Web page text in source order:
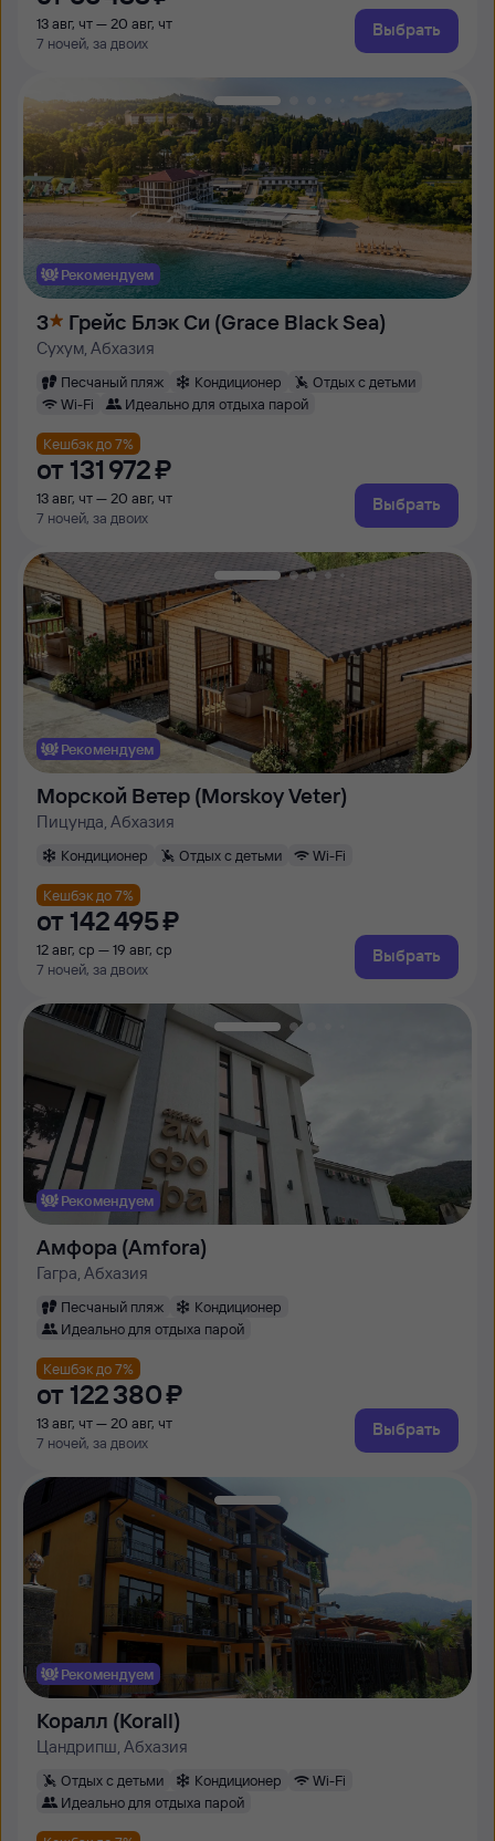
13 авг, чт — 20 авг, чт
7 ночей, за двоих
Выбрать
Рекомендуем
3 Грейс Блэк Си (Grace Black Sea)
Сухум, Абхазия
Песчаный пляж Кондиционер
Отдых с детьми
Wi-Fi
Идеально для отдыха парой
Кешбэк до 7%
от 131 ⁠972 ⁠₽
13 авг, чт — 20 авг, чт
7 ночей, за двоих
Выбрать
Рекомендуем
Морской Ветер (Morskoy Veter)
Пицунда, Абхазия
Кондиционер Отдых с детьми Wi-Fi
Кешбэк до 7%
от 142 ⁠495 ⁠₽
12 авг, ср — 19 авг, ср
7 ночей, за двоих
Выбрать
Рекомендуем
Амфора (Amfora)
Гагра, Абхазия
Песчаный пляж
Кондиционер
Идеально для отдыха парой
Кешбэк до 7%
от 122 ⁠380 ⁠₽
13 авг, чт — 20 авг, чт
7 ночей, за двоих
Выбрать
Рекомендуем
Коралл (Korall)
Цандрипш, Абхазия
Отдых с детьми Кондиционер
Wi-Fi
Идеально для отдыха парой